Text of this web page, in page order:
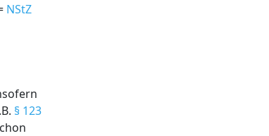
NStZ
§ 123